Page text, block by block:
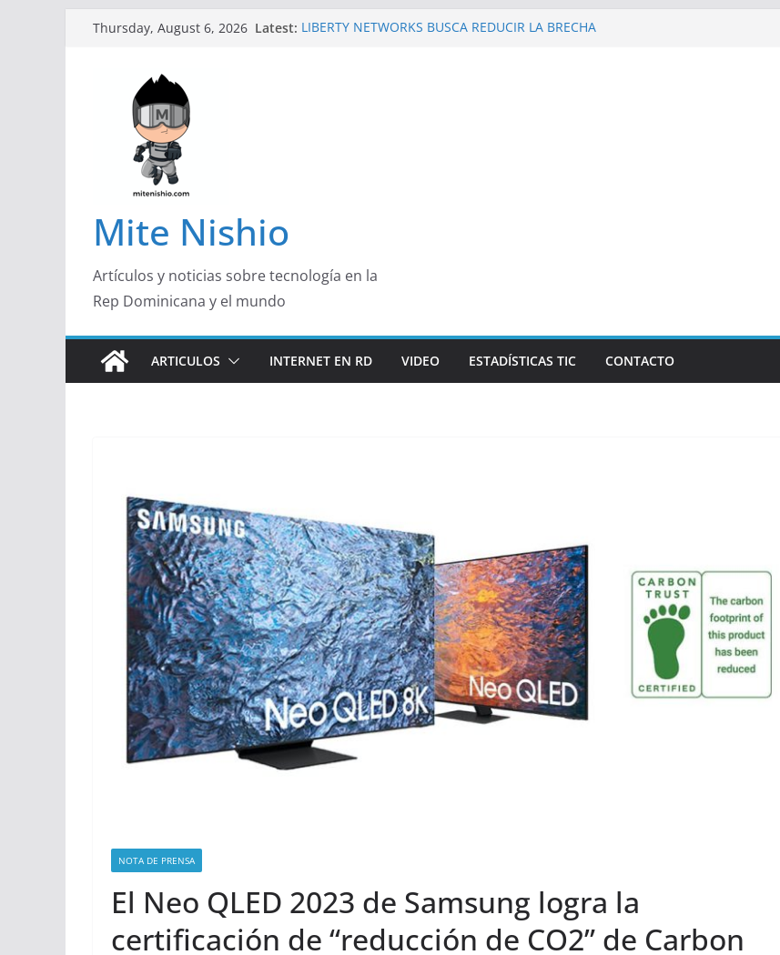
Thursday, August 6, 2026 Latest: LIBERTY NETWORKS BUSCA REDUCIR LA BRECHA
Mite Nishio
Artículos y noticias sobre tecnología en la
Rep Dominicana y el mundo
ARTICULOS INTERNET EN RD VIDEO ESTADÍSTICAS TIC CONTACTO
NOTA DE PRENSA
El Neo QLED 2023 de Samsung logra la
certificación de “reducción de CO2” de Carbon